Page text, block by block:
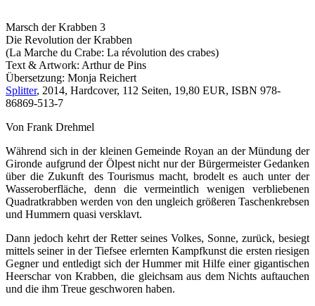
Marsch der Krabben 3
Die Revolution der Krabben
(La Marche du Crabe: La révolution des crabes)
Text & Artwork: Arthur de Pins
Übersetzung: Monja Reichert
Splitter, 2014, Hardcover, 112 Seiten, 19,80 EUR, ISBN 978-
86869-513-7
Von Frank Drehmel
Während sich in der kleinen Gemeinde Royan an der Mündung der
Gironde aufgrund der Ölpest nicht nur der Bürgermeister Gedanken
über die Zukunft des Tourismus macht, brodelt es auch unter der
Wasseroberfläche, denn die vermeintlich wenigen verbliebenen
Quadratkrabben werden von den ungleich größeren Taschenkrebsen
und Hummern quasi versklavt.
Dann jedoch kehrt der Retter seines Volkes, Sonne, zurück, besiegt
mittels seiner in der Tiefsee erlernten Kampfkunst die ersten riesigen
Gegner und entledigt sich der Hummer mit Hilfe einer gigantischen
Heerschar von Krabben, die gleichsam aus dem Nichts auftauchen
und die ihm Treue geschworen haben.